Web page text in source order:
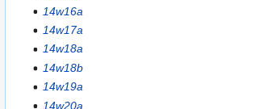
14w16a
14w17a
14w18a
14w18b
14w19a
14w20a